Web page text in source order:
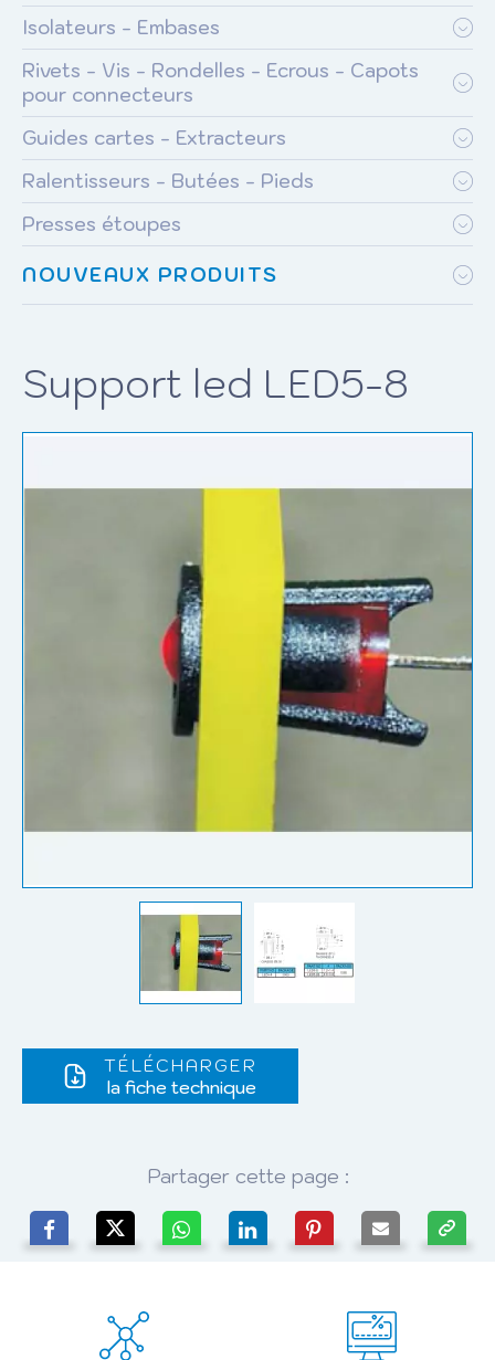
Isolateurs - Embases
Rivets - Vis - Rondelles - Ecrous - Capots
pour connecteurs
Guides cartes - Extracteurs
Ralentisseurs - Butées - Pieds
Presses étoupes
NOUVEAUX PRODUITS
Support led LED5-8
TÉLÉCHARGER
la fiche technique
Partager cette page :